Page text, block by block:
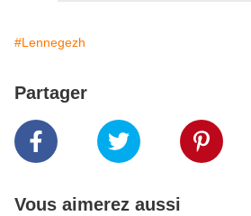
#Lennegezh
Partager
Vous aimerez aussi